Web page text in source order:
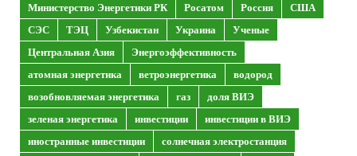
Министерство Энергетики РК
Росатом Россия
США
СЭС
ТЭЦ Узбекистан Украина
Ученые
Центральная Азия
Энергоэффективность
атомная энергетика
ветроэнергетика
водород
возобновляемая энергетика
газ
доля ВИЭ
зеленая энергетика
инвестиции
инвестиции в ВИЭ
иностранные инвестиции
солнечная электростанция